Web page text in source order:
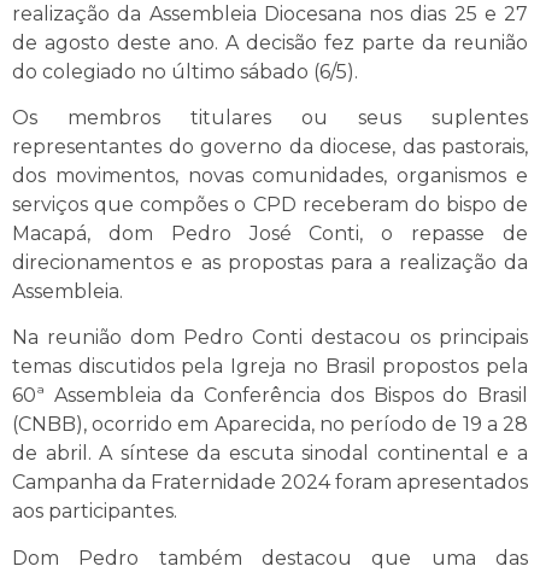
realização da Assembleia Diocesana nos dias 25 e 27
de agosto deste ano. A decisão fez parte da reunião
do colegiado no último sábado (6/5).
Os membros titulares ou seus suplentes
representantes do governo da diocese, das pastorais,
dos movimentos, novas comunidades, organismos e
serviços que compões o CPD receberam do bispo de
Macapá, dom Pedro José Conti, o repasse de
direcionamentos e as propostas para a realização da
Assembleia.
Na reunião dom Pedro Conti destacou os principais
temas discutidos pela Igreja no Brasil propostos pela
60ª Assembleia da Conferência dos Bispos do Brasil
(CNBB), ocorrido em Aparecida, no período de 19 a 28
de abril. A síntese da escuta sinodal continental e a
Campanha da Fraternidade 2024 foram apresentados
aos participantes.
Dom Pedro também destacou que uma das